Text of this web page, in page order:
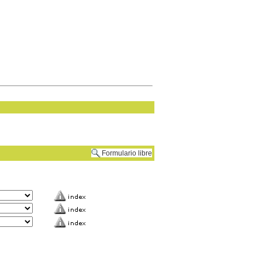
Formulario libre